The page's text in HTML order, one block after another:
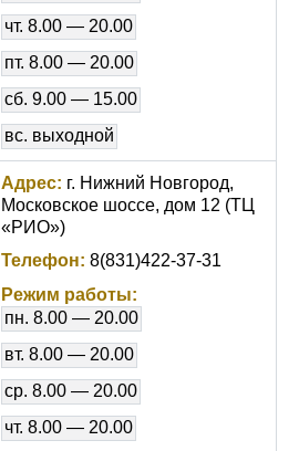
чт. 8.00 — 20.00
пт. 8.00 — 20.00
сб. 9.00 — 15.00
вс. выходной
Адрес: г. Нижний Новгород,
Московское шоссе, дом 12 (ТЦ
«РИО»)
Телефон: 8(831)422-37-31
Режим работы:
пн. 8.00 — 20.00
вт. 8.00 — 20.00
ср. 8.00 — 20.00
чт. 8.00 — 20.00